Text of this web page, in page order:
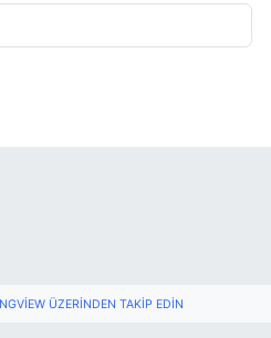
ÜZERINDEN TAKIP EDIN